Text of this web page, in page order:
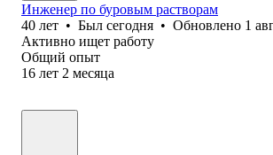
Инженер по буровым растворам
40 лет • Был сегодня • Обновлено 1
Активно ищет работу
Общий опыт
16 лет 2 месяца